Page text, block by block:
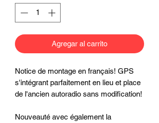
Agregar al carrito
Notice de montage en français! GPS
s'intégrant parfaitement en lieu et place
de l'ancien autoradio sans modification!
Nouveauté avec également la